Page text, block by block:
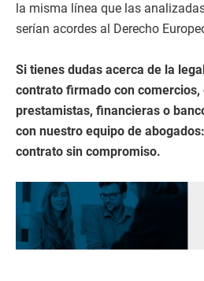
la misma línea que las
serían acordes al Derecho
Si tienes dudas acerca de la
contrato firmado con comercios,
prestamistas, financieras o
con nuestro equipo de
contrato sin compromiso.